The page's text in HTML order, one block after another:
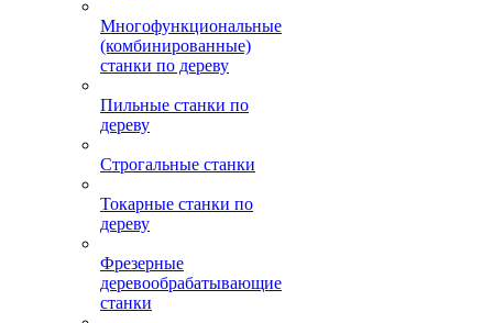
Многофункциональные
(комбинированные)
станки по дереву
Пильные станки по
дереву
Строгальные станки
Токарные станки по
дереву
Фрезерные
деревообрабатывающие
станки